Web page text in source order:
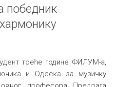
победник
треће године ФИЛУМ-а,
и Одсека за музичку